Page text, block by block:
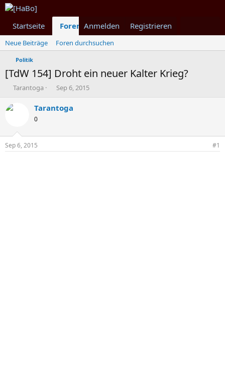
Startseite Foren Was ist neu Mitglieder
Anmelden Registrieren
Neue Beiträge Foren durchsuchen
Politik
[TdW 154] Droht ein neuer Kalter Krieg?
T
e
n
t
Tarantoga
B
g
a
Sep 6, 2015
Tarantoga
0
Sep 6, 2015 #1